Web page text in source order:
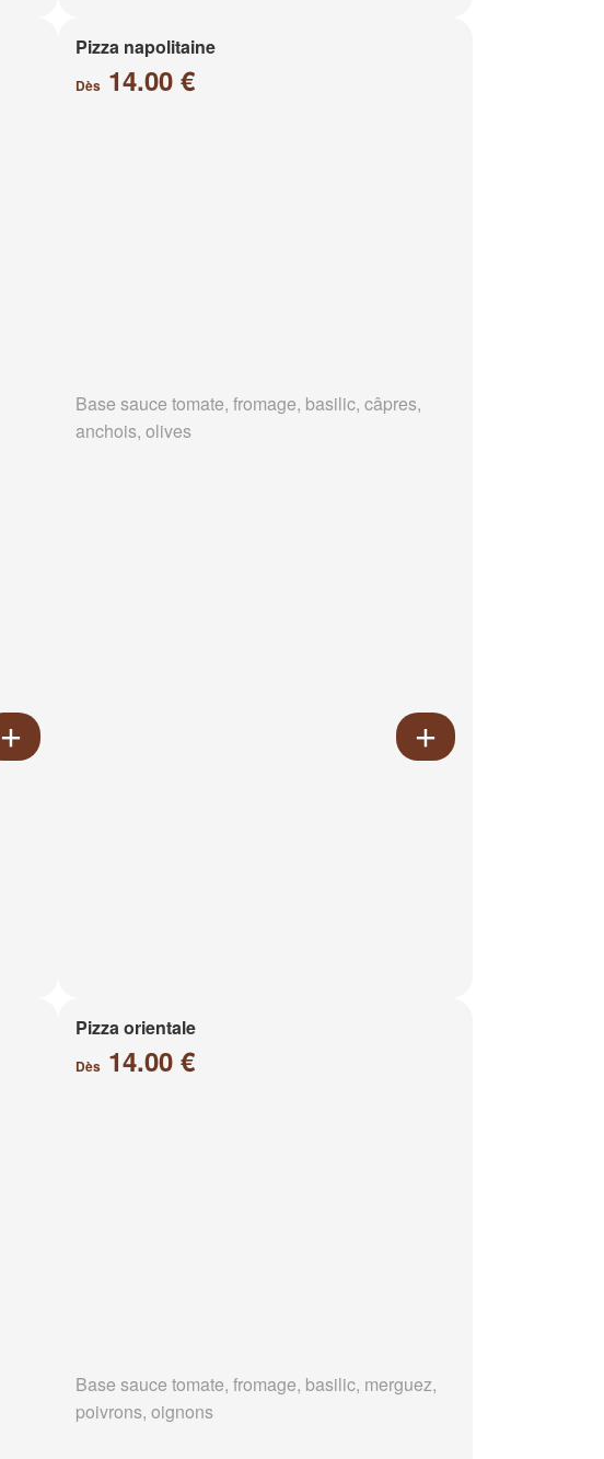
Pizza napolitaine
Dès 14.00 €
Base sauce tomate, fromage, basilic, câpres,
anchois, olives
Pizza orientale
Dès 14.00 €
Base sauce tomate, fromage, basilic, merguez,
poivrons, oignons